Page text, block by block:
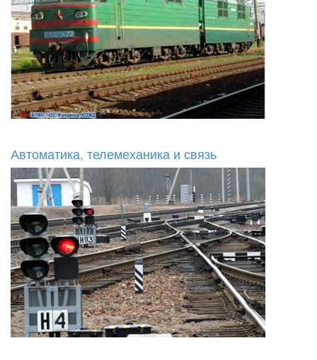
Автоматика, телемеханика и связь